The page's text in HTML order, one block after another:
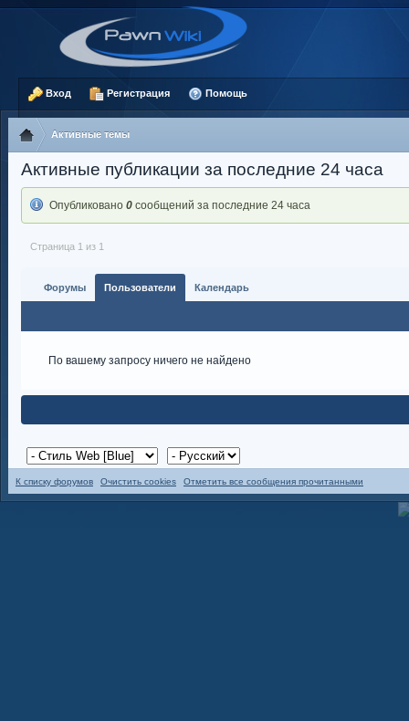
Вход Регистрация Помощь
Активные темы
Активные публикации за последние 24 часа
Опубликовано 0 сообщений за последние 24 часа
Страница 1 из 1
Форумы Пользователи Календарь
По вашему запросу ничего не найдено
К списку форумов Очистить cookies Отметить все сообщения прочитанными